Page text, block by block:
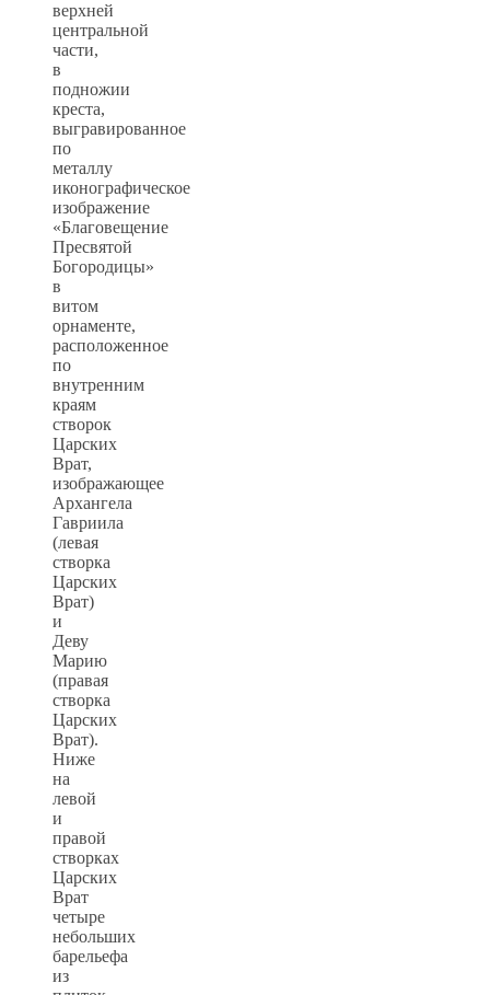
верхней
центральной
части,
в
подножии
креста,
выгравированное
по
металлу
иконографическое
изображение
«Благовещение
Пресвятой
Богородицы»
в
витом
орнаменте,
расположенное
по
внутренним
краям
створок
Царских
Врат,
изображающее
Архангела
Гавриила
(левая
створка
Царских
Врат)
и
Деву
Марию
(правая
створка
Царских
Врат).
Ниже
на
левой
и
правой
створках
Царских
Врат
четыре
небольших
барельефа
из